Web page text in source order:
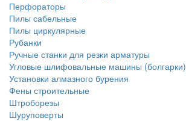
Перфораторы
Пилы сабельные
Пилы циркулярные
Рубанки
Ручные станки для резки арматуры
Угловые шлифовальные машины (болгарки)
Установки алмазного бурения
Фены строительные
Штроборезы
Шуруповерты